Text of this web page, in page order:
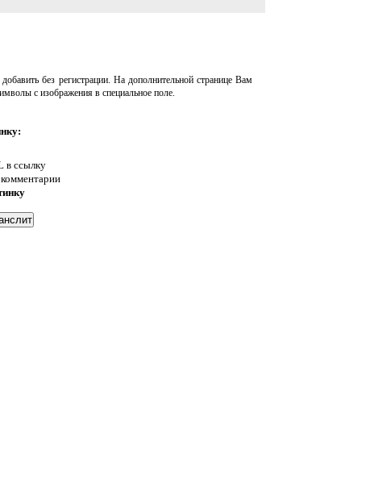
без регистрации. На дополнительной странице Вам
с изображения в специальное поле.
в ссылку